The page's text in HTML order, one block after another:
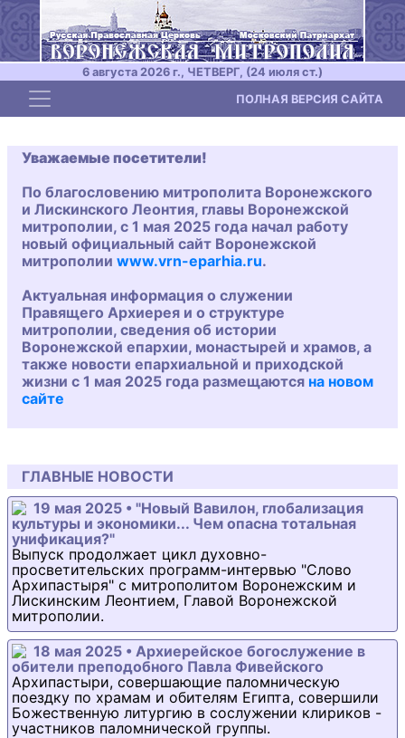
6 августа 2026 г., ЧЕТВЕРГ, (24 июля ст.)
Toggle navigation ПОЛНАЯ ВЕРСИЯ САЙТА
Уважаемые посетители!
По благословению митрополита Воронежского
и Лискинского Леонтия, главы Воронежской
митрополии, с 1 мая 2025 года начал работу
новый официальный сайт Воронежской
митрополии www.vrn-eparhia.ru.
Актуальная информация о служении
Правящего Архиерея и о структуре
митрополии, сведения об истории
Воронежской епархии, монастырей и храмов, а
также новости епархиальной и приходской
жизни с 1 мая 2025 года размещаются на новом
сайте
ГЛАВНЫЕ НОВОСТИ
19 мая 2025 • "Новый Вавилон, глобализация
культуры и экономики... Чем опасна тотальная
унификация?"
Выпуск продолжает цикл духовно-
просветительских программ-интервью "Слово
Архипастыря" с митрополитом Воронежским и
Лискинским Леонтием, Главой Воронежской
митрополии.
18 мая 2025 • Архиерейское богослужение в
обители преподобного Павла Фивейского
Архипастыри, совершающие паломническую
поездку по храмам и обителям Египта, совершили
Божественную литургию в сослужении клириков -
участников паломнической группы.